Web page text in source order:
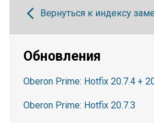
Вернуться к индексу
Обновления
Oberon Prime: Hotfix 20.7.4 +
Oberon Prime: Hotfix 20.7.3